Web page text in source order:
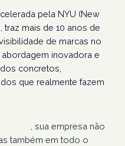
pela NYU (New
traz mais de 10 anos de
de marcas no
inovadora e
concretos,
que realmente fazem
, sua empresa não
também em todo o